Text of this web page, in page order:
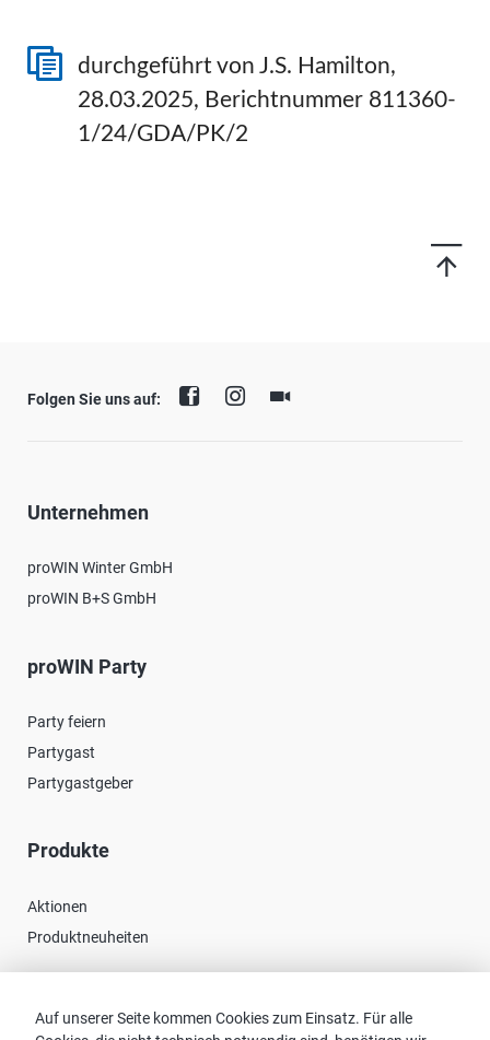
durchgeführt von J.S. Hamilton,
28.03.2025, Berichtnummer 811360-
1/24/GDA/PK/2
Auf unserer Seite kommen Cookies zum Einsatz. Für alle
Folgen Sie uns auf:
Unternehmen
proWIN Winter GmbH
proWIN B+S GmbH
proWIN Party
Party feiern
Partygast
Partygastgeber
Produkte
Aktionen
Produktneuheiten